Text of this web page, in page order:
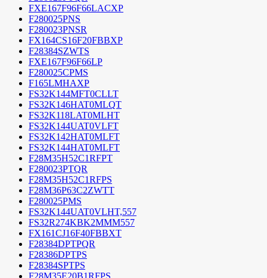
FXE167F96F66LACXP
F280025PNS
F280023PNSR
FX164CS16F20FBBXP
F28384SZWTS
FXE167F96F66LP
F280025CPMS
F165LMHAXP
FS32K144MFT0CLLT
FS32K146HAT0MLQT
FS32K118LAT0MLHT
FS32K144UAT0VLFT
FS32K142HAT0MLFT
FS32K144HAT0MLFT
F28M35H52C1RFPT
F280023PTQR
F28M35H52C1RFPS
F28M36P63C2ZWTT
F280025PMS
FS32K144UAT0VLHT,557
FS32R274KBK2MMM557
FX161CJ16F40FBBXT
F28384DPTPQR
F28386DPTPS
F28384SPTPS
F28M35E20B1RFPS